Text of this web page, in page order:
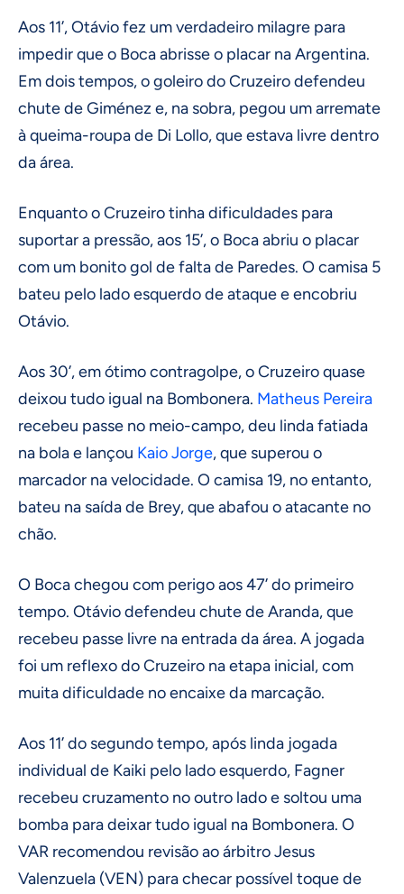
Aos 11’, Otávio fez um verdadeiro milagre para
impedir que o Boca abrisse o placar na Argentina.
Em dois tempos, o goleiro do Cruzeiro defendeu
chute de Giménez e, na sobra, pegou um arremate
à queima-roupa de Di Lollo, que estava livre dentro
da área.
Enquanto o Cruzeiro tinha dificuldades para
suportar a pressão, aos 15’, o Boca abriu o placar
com um bonito gol de falta de Paredes. O camisa 5
bateu pelo lado esquerdo de ataque e encobriu
Otávio.
Aos 30’, em ótimo contragolpe, o Cruzeiro quase
deixou tudo igual na Bombonera. Matheus Pereira
recebeu passe no meio-campo, deu linda fatiada
na bola e lançou Kaio Jorge, que superou o
marcador na velocidade. O camisa 19, no entanto,
bateu na saída de Brey, que abafou o atacante no
chão.
O Boca chegou com perigo aos 47’ do primeiro
tempo. Otávio defendeu chute de Aranda, que
recebeu passe livre na entrada da área. A jogada
foi um reflexo do Cruzeiro na etapa inicial, com
muita dificuldade no encaixe da marcação.
Aos 11’ do segundo tempo, após linda jogada
individual de Kaiki pelo lado esquerdo, Fagner
recebeu cruzamento no outro lado e soltou uma
bomba para deixar tudo igual na Bombonera. O
VAR recomendou revisão ao árbitro Jesus
Valenzuela (VEN) para checar possível toque de